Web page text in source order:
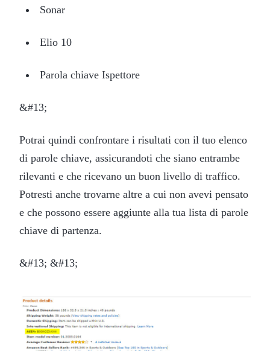
Sonar
Elio 10
Parola chiave Ispettore
&#13;
Potrai quindi confrontare i risultati con il tuo elenco
di parole chiave, assicurandoti che siano entrambe
rilevanti e che ricevano un buon livello di traffico.
Potresti anche trovarne altre a cui non avevi pensato
e che possono essere aggiunte alla tua lista di parole
chiave di partenza.
&#13; &#13;